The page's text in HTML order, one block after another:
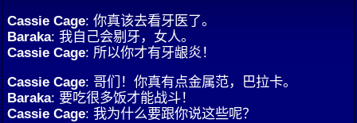
Cassie Cage: 你真该去看牙医了。
Baraka: 我自己会剔牙，女人。
Cassie Cage: 所以你才有牙龈炎！
Cassie Cage: 哥们！你真有点金属范，巴拉卡。
Baraka: 要吃很多饭才能战斗！
Cassie Cage: 我为什么要跟你说这些呢？